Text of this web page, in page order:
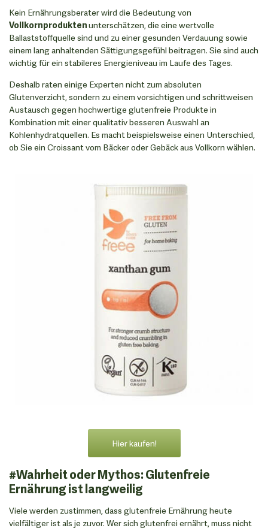
Kein Ernährungsberater wird die Bedeutung von
Vollkornproduktenunterschätzen, die eine wertvolle
Ballaststoffquelle sind und zu einer gesunden Verdauung sowie
einem lang anhaltenden Sättigungsgefühl beitragen. Sie sind auch
wichtig für ein stabileres Energieniveau im Laufe des Tages.
Deshalb raten einige Experten nicht zum absoluten
Glutenverzicht, sondern zu einem vorsichtigen und schrittweisen
Austausch gegen hochwertige glutenfreie Produkte in
Kombination mit einer qualitativ besseren Auswahl an
Kohlenhydratquellen. Es macht beispielsweise einen Unterschied,
ob Sie ein Croissant vom Bäcker oder Gebäck aus Vollkorn wählen.
Hier kaufen!
#Wahrheit oder Mythos: Glutenfreie
Ernährung ist langweilig
Viele werden zustimmen, dass glutenfreie Ernährung heute
vielfältiger ist als je zuvor. Wer sich glutenfrei ernährt, muss nicht